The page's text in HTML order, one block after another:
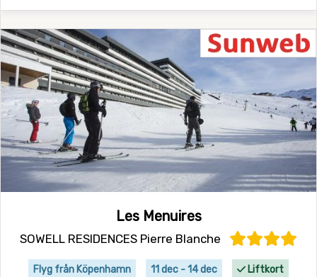
Les Menuires
SOWELL RESIDENCES Pierre Blanche
Flyg från Köpenhamn 11 dec - 14 dec Liftkort